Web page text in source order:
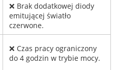
❌ Brak dodatkowej diody
emitującej światło
czerwone.
❌ Czas pracy ograniczony
do 4 godzin w trybie mocy.